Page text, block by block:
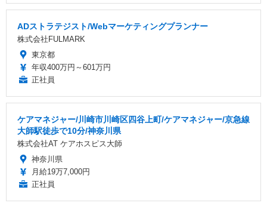
ADストラテジスト/Webマーケティングプランナー
株式会社FULMARK
東京都
年収400万円～601万円
正社員
ケアマネジャー/川崎市川崎区四谷上町/ケアマネジャー/京急線
大師駅徒歩で10分/神奈川県
株式会社AT ケアホスピス大師
神奈川県
月給19万7,000円
正社員